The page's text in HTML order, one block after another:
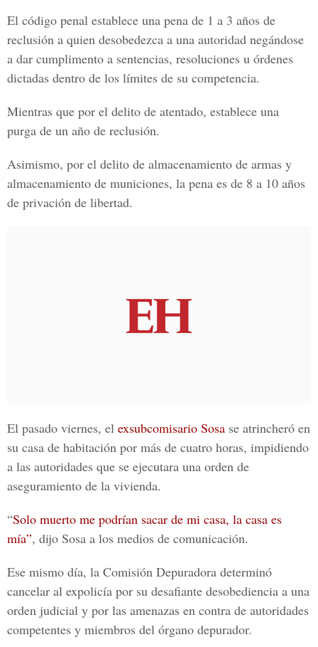
El código penal establece una pena de 1 a 3 años de
reclusión a quien desobedezca a una autoridad negándose
a dar cumplimento a sentencias, resoluciones u órdenes
dictadas dentro de los límites de su competencia.
Mientras que por el delito de atentado, establece una
purga de un año de reclusión.
Asimismo, por el delito de almacenamiento de armas y
almacenamiento de municiones, la pena es de 8 a 10 años
de privación de libertad.
El pasado viernes, el exsubcomisario Sosa se atrincheró en
su casa de habitación por más de cuatro horas, impidiendo
a las autoridades que se ejecutara una orden de
aseguramiento de la vivienda.
“Solo muerto me podrían sacar de mi casa, la casa es
mía”, dijo Sosa a los medios de comunicación.
Ese mismo día, la Comisión Depuradora determinó
cancelar al expolicía por su desafiante desobediencia a una
orden judicial y por las amenazas en contra de autoridades
competentes y miembros del órgano depurador.